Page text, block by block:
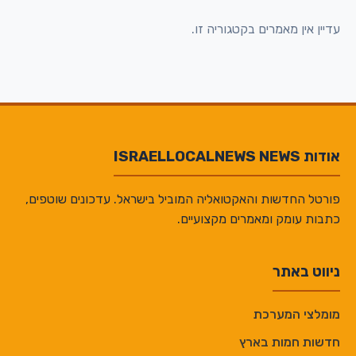
עדיין אין מאמרים בקטגוריה זו.
אודות ISRAELLOCALNEWS NEWS
פורטל החדשות והאקטואליה המוביל בישראל. עדכונים שוטפים,
כתבות עומק ומאמרים מקצועיים.
ניווט באתר
מומלצי המערכת
חדשות חמות בארץ